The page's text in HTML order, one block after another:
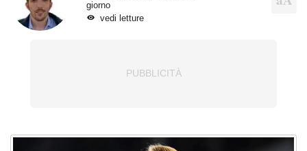
giorno
vedi letture